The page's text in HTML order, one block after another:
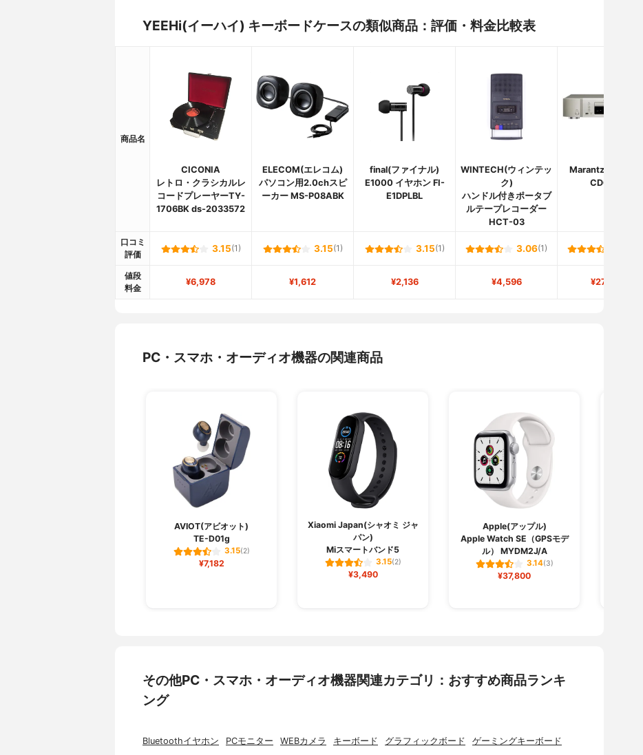
YEEHi(イーハイ) キーボードケースの類似商品：評価・料金比較表
商品名
CICONIA
レトロ・クラシカルレ
コードプレーヤーTY-
1706BK ds-2033572
ELECOM(エレコム)
パソコン用2.0chスピ
ーカー MS-P08ABK
final(ファイナル)
E1000 イヤホン FI-
E1DPLBL
WINTECH(ウィンテッ
ク)
ハンドル付きポータブ
ルテープレコーダー
HCT-03
Marantz(マランツ)
CD6004
口コミ
評価
3.15(1) 3.15(1) 3.15(1) 3.06(1)
値段
料金
¥6,978 ¥1,612 ¥2,136 ¥4,596 ¥27,800
PC・スマホ・オーディオ機器の関連商品
AVIOT(アビオット)
TE-D01g
3.15(2)
¥7,182
Xiaomi Japan(シャオミ ジャ
パン)
Miスマートバンド5
3.15(2)
¥3,490
Apple(アップル)
Apple Watch SE（GPSモデ
ル） MYDM2J/A
3.14(3)
¥37,800
その他PC・スマホ・オーディオ機器関連カテゴリ：おすすめ商品ランキ
ング
Bluetoothイヤホン PCモニター WEBカメラ キーボード グラフィックボード ゲーミングキーボード